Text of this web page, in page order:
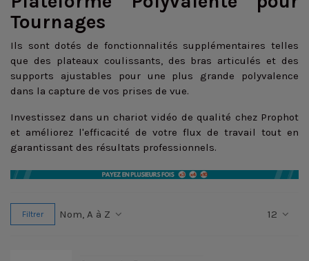
Tournages
Ils sont dotés de fonctionnalités supplémentaires telles
que des plateaux coulissants, des bras articulés et des
supports ajustables pour une plus grande polyvalence
dans la capture de vos prises de vue.
Investissez dans un chariot vidéo de qualité chez Prophot
et améliorez l'efficacité de votre flux de travail tout en
garantissant des résultats professionnels.
Filtrer Nom, A à Z 12